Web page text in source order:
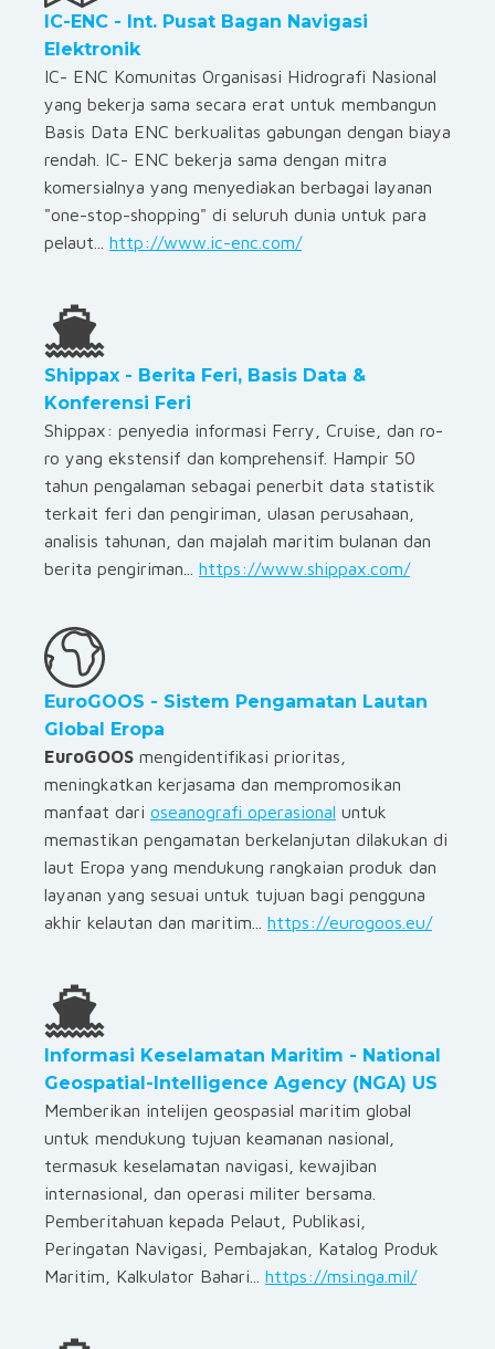
IC-ENC - Int. Pusat Bagan Navigasi
Elektronik
IC- ENC Komunitas Organisasi Hidrografi Nasional
yang bekerja sama secara erat untuk membangun
Basis Data ENC berkualitas gabungan dengan biaya
rendah. IC- ENC bekerja sama dengan mitra
komersialnya yang menyediakan berbagai layanan
"one-stop-shopping" di seluruh dunia untuk para
pelaut... http://www.ic-enc.com/
Shippax - Berita Feri, Basis Data &
Konferensi Feri
Shippax: penyedia informasi Ferry, Cruise, dan ro-
ro yang ekstensif dan komprehensif. Hampir 50
tahun pengalaman sebagai penerbit data statistik
terkait feri dan pengiriman, ulasan perusahaan,
analisis tahunan, dan majalah maritim bulanan dan
berita pengiriman
https://www.shippax.com/
EuroGOOS - Sistem Pengamatan Lautan
Global Eropa
EuroGOOS mengidentifikasi prioritas,
meningkatkan kerjasama dan mempromosikan
manfaat dari oseanografi operasional untuk
memastikan pengamatan berkelanjutan dilakukan di
laut Eropa yang mendukung rangkaian produk dan
layanan yang sesuai untuk tujuan bagi pengguna
akhir kelautan dan maritim... https://eurogoos.eu/
Informasi Keselamatan Maritim - National
Geospatial-Intelligence Agency (NGA) US
Memberikan intelijen geospasial maritim global
untuk mendukung tujuan keamanan nasional,
termasuk keselamatan navigasi, kewajiban
internasional, dan operasi militer bersama.
Pemberitahuan kepada Pelaut, Publikasi,
Peringatan Navigasi, Pembajakan, Katalog Produk
Maritim, Kalkulator Bahari... https://msi.nga.mil/